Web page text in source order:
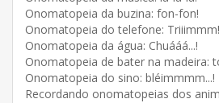
Onomatopeia da buzina: fon-fon!
Onomatopeia do telefone: Triiimmm!
Onomatopeia da água: Chuááá...!
Onomatopeia de bater na madeira:
Onomatopeia do sino: bléimmmm...!
Recordando onomatopeias dos